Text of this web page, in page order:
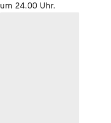
um 24.00 Uhr.